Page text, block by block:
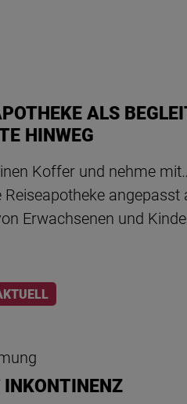
ALS
HINWEG
Koffer und nehme
angepasst
Erwachsenen und
INKONTINENZ